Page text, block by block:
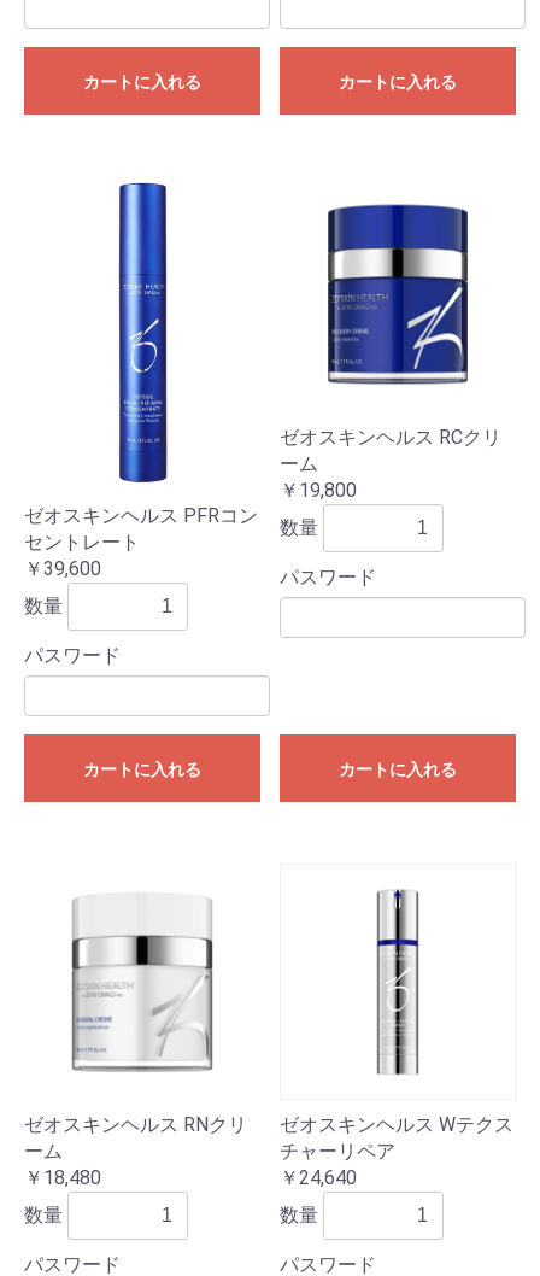
カートに入れる カートに入れる
ゼオスキンヘルス PFRコン
セントレート
￥39,600
数量
パスワード
カートに入れる
ゼオスキンヘルス RCクリ
ーム
￥19,800
数量
パスワード
カートに入れる
ゼオスキンヘルス RNクリ
ーム
￥18,480
数量
パスワード
ゼオスキンヘルス Wテクス
チャーリペア
￥24,640
数量
パスワード